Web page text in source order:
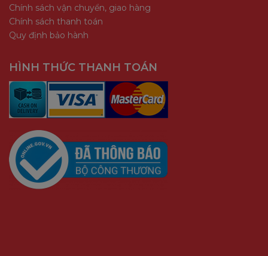
Chính sách vận chuyển, giao hàng
Chính sách thanh toán
Quy định bảo hành
HÌNH THỨC THANH TOÁN